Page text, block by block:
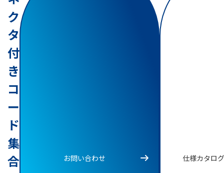
ク
タ
付
き
コ
ー
ド
集
合
お問い合わせ 仕様カタロ